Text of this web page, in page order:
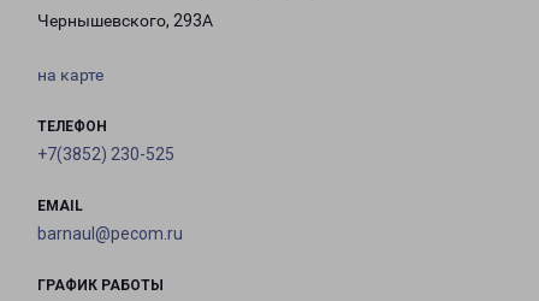
Чернышевского, 293А
на карте
ТЕЛЕФОН
+7(3852) 230-525
EMAIL
barnaul@pecom.ru
ГРАФИК РАБОТЫ